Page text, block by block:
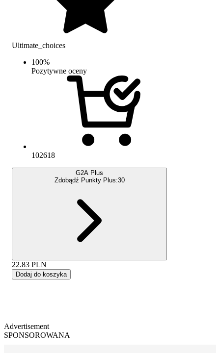
Ultimate_choices
100%
Pozytywne oceny
102618
G2A Plus
Zdobądź Punkty Plus:30
22.83 PLN
Dodaj do koszyka
Advertisement
SPONSOROWANA